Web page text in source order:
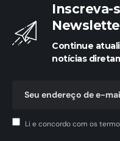
Inscreva-
Continue
notícias
Li e concordo com os